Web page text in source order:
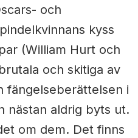
och
kyss
(William Hurt och
och skitiga av
fängelseberättelsen i
nästan aldrig byts ut.
om dem. Det finns